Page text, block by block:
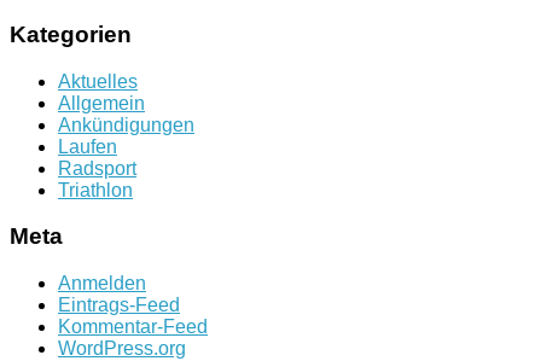
Kategorien
Aktuelles
Allgemein
Ankündigungen
Laufen
Radsport
Triathlon
Meta
Anmelden
Eintrags-Feed
Kommentar-Feed
WordPress.org